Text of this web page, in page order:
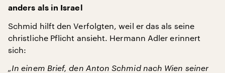
anders als in Israel
Schmid hilft den Verfolgten, weil er das als seine
christliche Pflicht ansieht. Hermann Adler erinnert
sich:
„In einem Brief, den Anton Schmid nach Wien seiner